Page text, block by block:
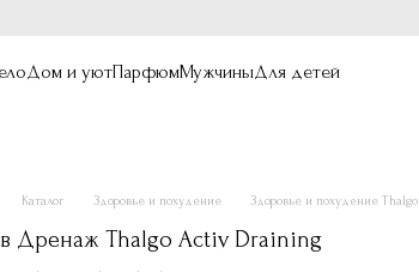
Дом и уютПарфюмМужчиныДля детей
Каталог Здоровье и похудение Здоровье и похудение Thalgo
Дренаж Thalgo Activ Draining